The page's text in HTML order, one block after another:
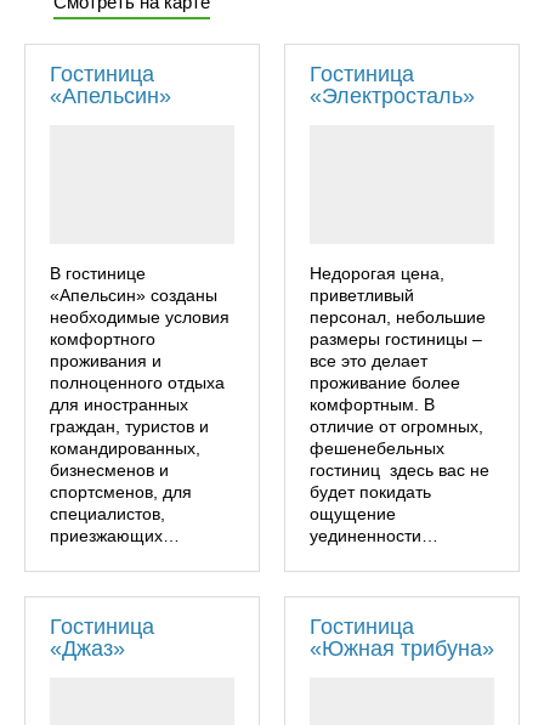
Гостиница
«Апельсин»
В гостинице
«Апельсин» созданы
необходимые условия
комфортного
проживания и
полноценного отдыха
для иностранных
граждан, туристов и
командированных,
бизнесменов и
спортсменов, для
специалистов,
приезжающих…
Гостиница
«Электросталь»
Недорогая цена,
приветливый
персонал, небольшие
размеры гостиницы –
все это делает
проживание более
комфортным. В
отличие от огромных,
фешенебельных
гостиниц здесь вас не
будет покидать
ощущение
уединенности…
Гостиница
«Джаз»
Гостиница
«Южная трибуна»